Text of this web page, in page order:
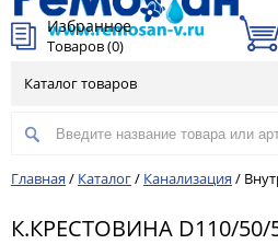
Избранное
Товаров (0)
Каталог товаров
Главная / Каталог/ Канализация /
К.КРЕСТОВИНА D110/50/